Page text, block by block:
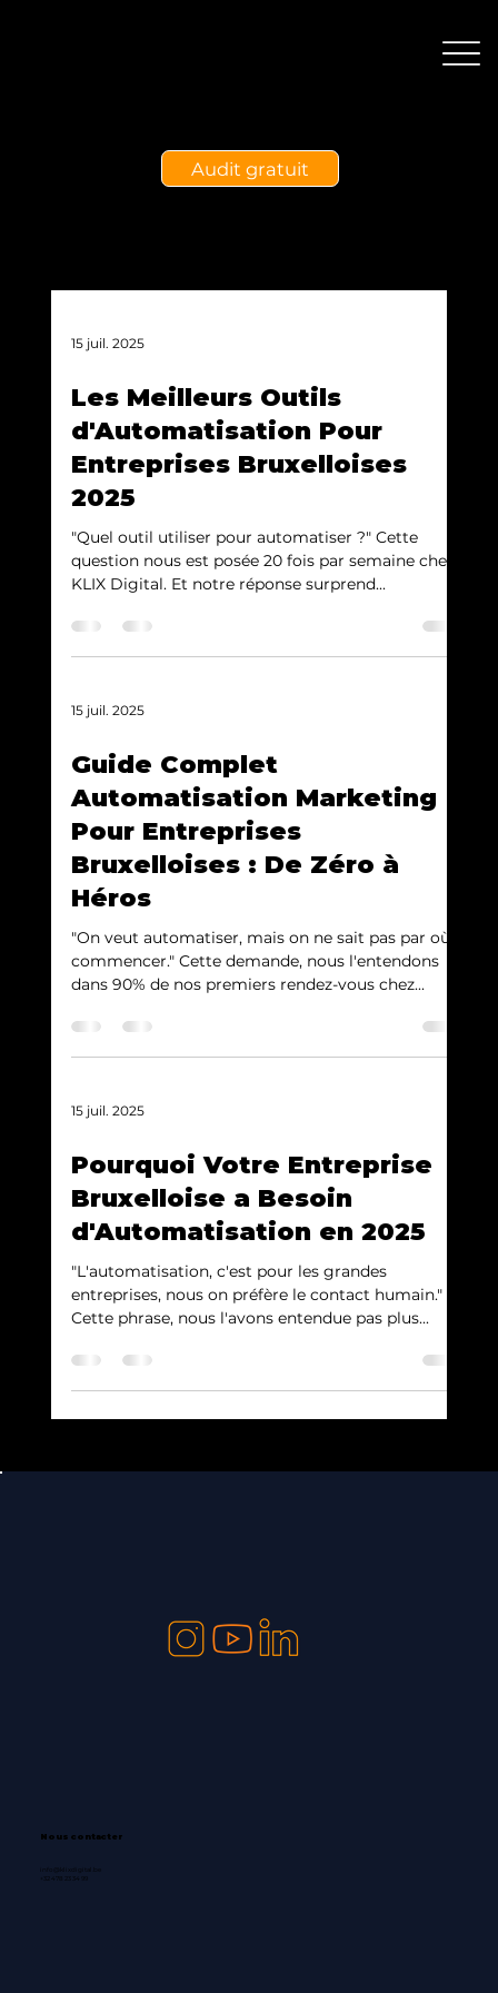
Audit gratuit
15 juil. 2025
Les Meilleurs Outils
d'Automatisation Pour
Entreprises Bruxelloises
2025
"Quel outil utiliser pour automatiser ?" Cette
question nous est posée 20 fois par semaine chez
KLIX Digital. Et notre réponse surprend...
15 juil. 2025
Guide Complet
Automatisation Marketing
Pour Entreprises
Bruxelloises : De Zéro à
Héros
"On veut automatiser, mais on ne sait pas par où
commencer." Cette demande, nous l'entendons
dans 90% de nos premiers rendez-vous chez...
15 juil. 2025
Pourquoi Votre Entreprise
Bruxelloise a Besoin
d'Automatisation en 2025
"L'automatisation, c'est pour les grandes
entreprises, nous on préfère le contact humain."
Cette phrase, nous l'avons entendue pas plus...
Nous contacter
info@klixdigital.be
+32 478 23 34 99